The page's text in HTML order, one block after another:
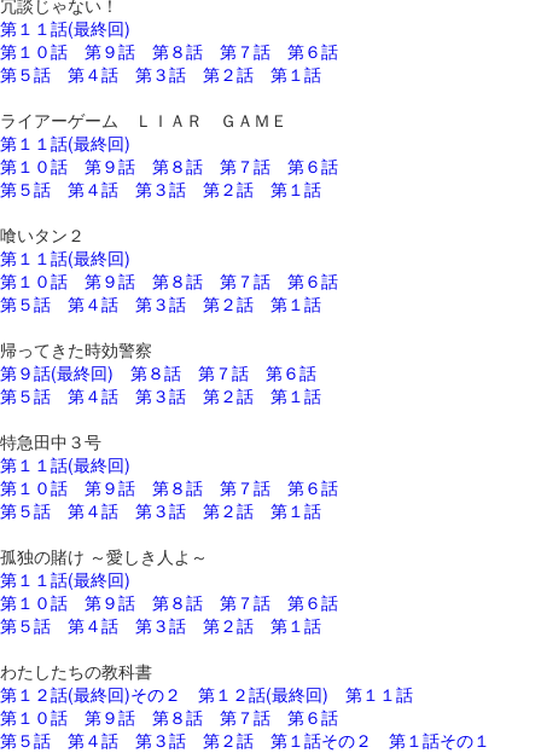
第１１話(最終回)
第１０話
第９話 第８話 第７話
第６話
第５話
第４話 第３話 第２話
第１話
ライアーゲーム ＬＩＡＲ ＧＡＭＥ
第１１話(最終回)
第１０話
第９話 第８話 第７話
第６話
第５話
第４話 第３話 第２話
第１話
喰いタン２
第１１話(最終回)
第１０話
第９話 第８話 第７話
第６話
第５話
第４話 第３話 第２話
第１話
帰ってきた時効警察
第９話(最終回)
第８話 第７話
第６話
第５話
第４話 第３話 第２話
第１話
特急田中３号
第１１話(最終回)
第１０話
第９話 第８話 第７話
第６話
第５話
第４話 第３話 第２話
第１話
孤独の賭け ～愛しき人よ～
第１１話(最終回)
第１０話
第９話 第８話 第７話
第６話
第５話
第４話 第３話 第２話
第１話
わたしたちの教科書
第１２話(最終回)その２
第１２話(最終回)
第１１話
第１０話
第９話 第８話 第７話
第６話
第５話
第４話 第３話 第２話 第１話その２
第１話その１